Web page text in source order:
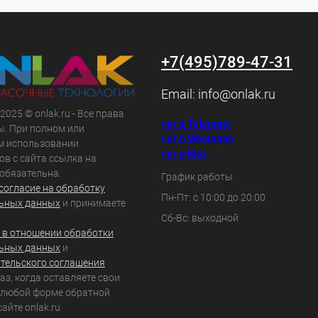
© onlak.ru - Все права
При полном или
использовании
с сайта ссылка на
на обработку
данных и принимаете
отношении обработки
данных и
соглашения
когда оставляете свои
форме обратной
onlak.ru
+7(495)789-47-31
Email: info@onlak.ru
чат в Telegram
чат в WhatsApp
чат в Max
График работы
Пн-Пт: с 10:00 до 20:00
Сб-Вс: выходной